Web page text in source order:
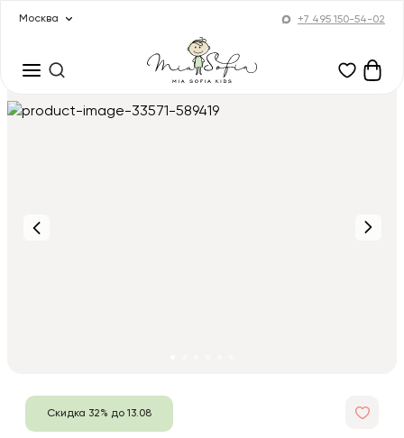
Москва +7 495 150-54-02
Скидка 32% до 13.08